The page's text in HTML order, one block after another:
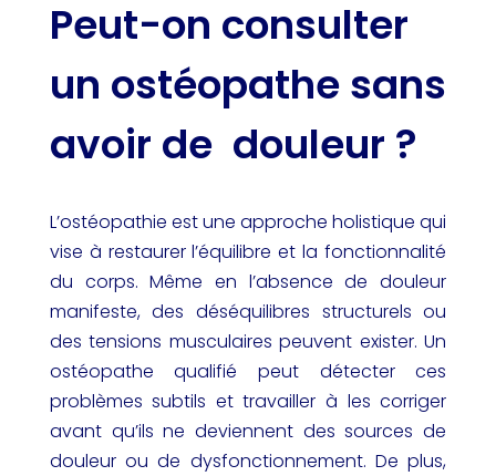
Peut-on consulter
un ostéopathe sans
avoir de douleur ?
L’ostéopathie est une approche holistique qui
vise à restaurer l’équilibre et la fonctionnalité
du corps. Même en l’absence de douleur
manifeste, des déséquilibres structurels ou
des tensions musculaires peuvent exister. Un
ostéopathe qualifié peut détecter ces
problèmes subtils et travailler à les corriger
avant qu’ils ne deviennent des sources de
douleur ou de dysfonctionnement. De plus,